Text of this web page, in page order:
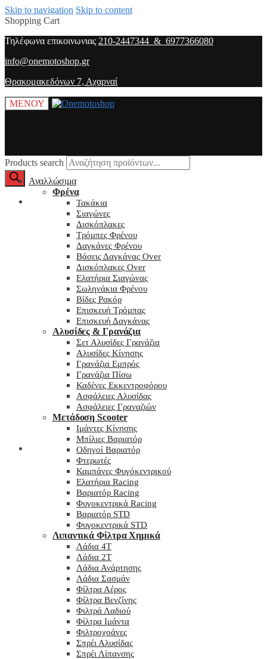
Skip to navigation Skip to content
Shopping Cart
Τηλέφωνα επικοινωνιας 210-2447344 & 6977366080
info@onemotoshop.gr
Θρακομακεδόνων 7, Αχαρναί
ΜΕΝΟΥ
Products search
O λογαριασμός μου
My wishlist
Αναλλώσιμα
Φρένα
Τακάκια
Σιαγώνες
Δισκόπλακες
Τρόμπες Φρένου
Δαγκάνες Φρένου
Βάσεις Δαγκάνας Over
Δισκόπλακες Over
Ελατήρια Σιαγώνας
Σωληνάκια Φρένου
Βίδες Ρακόρ
Επισκευή Τρόμπας
Επισκευή Δαγκάνας
Αλυσίδες & Γρανάζια
Σετ Αλυσίδες Γρανάζια
Αλυσίδες Κίνησης
Γρανάζια Εμπρός
Γρανάζια Πίσω
Καδένες Εκκεντροφόρου
Ασφάλειες Αλυσίδας
Ασφάλειες Γραναζιών
Μετάδοση Scooter
Ιμάντες Κίνησης
Μπίλιες Βαριατόρ
Οδηγοί Βαριατόρ
Φτερωτές
Καμπάνες Φυγόκεντρικού
Ελατήρια Racing
Βαριατόρ Racing
Φυγοκεντρικά Racing
Βαριατόρ STD
Φυγοκεντρικά STD
Λιπαντικά Φίλτρα Χημικά
Λάδια 4T
Λάδια 2T
Λάδια Ανάρτησης
Λάδια Σασμάν
Φίλτρα Αέρος
Φίλτρα Βενζίνης
Φιλτρά Λαδιού
Φίλτρα Ιμάντα
Φιλτροχοάνες
Σπρέι Αλυσίδας
Σπρέι Λίπανσης